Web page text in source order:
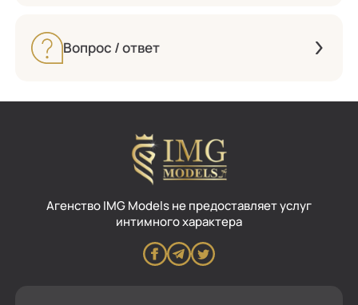
Вопрос / ответ
Aгенство IMG Models не предоставляет услуг
интимного характера